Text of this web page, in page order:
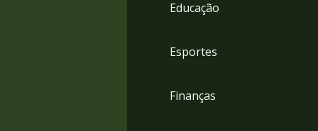
Educação
Esportes
Finanças